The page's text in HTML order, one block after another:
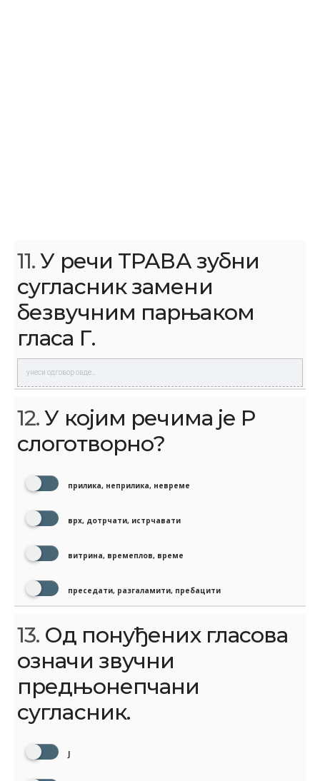
11.У речи ТРАВА зубни
сугласник замени
безвучним парњаком
гласа Г.
12.У којим речима је Р
слоготворно?
прилика, неприлика, невреме
врх, дотрчати, истрчавати
витрина, времеплов, време
преседати, разгаламити, пребацити
13. Од понуђених гласова
означи звучни
предњонепчани
сугласник.
Ј